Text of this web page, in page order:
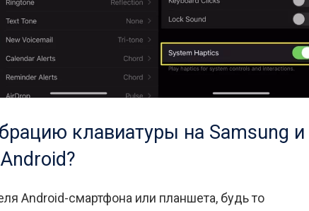
клавиатуры на Samsung и
Android-смартфона или планшета, будь то